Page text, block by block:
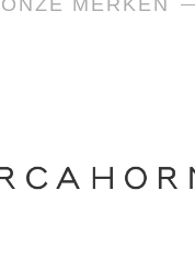
ONZE MERKEN